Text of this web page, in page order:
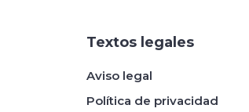
Textos legales
Aviso legal
Política de privacidad